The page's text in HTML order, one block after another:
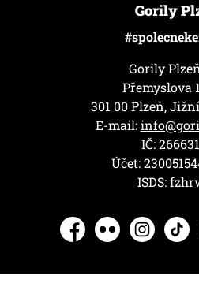
Gorily
Gorily
Přemyslova
301 00 Plzeň,
E-mail:
IČ:
Účet:
ISDS:
Facebook
Flickr Instagram